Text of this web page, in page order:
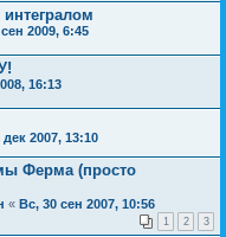
2009, 6:45
16:13
2007, 13:10
Ферма (просто
« Вс, 30 сен 2007, 10:56
1 2 3